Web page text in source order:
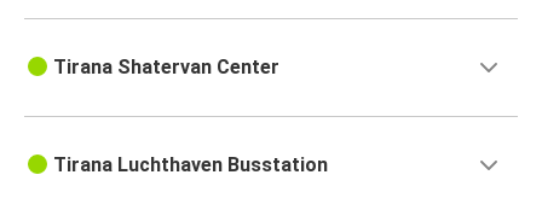
Tirana
Tirana Shatervan Center
Tirana Luchthaven Busstation